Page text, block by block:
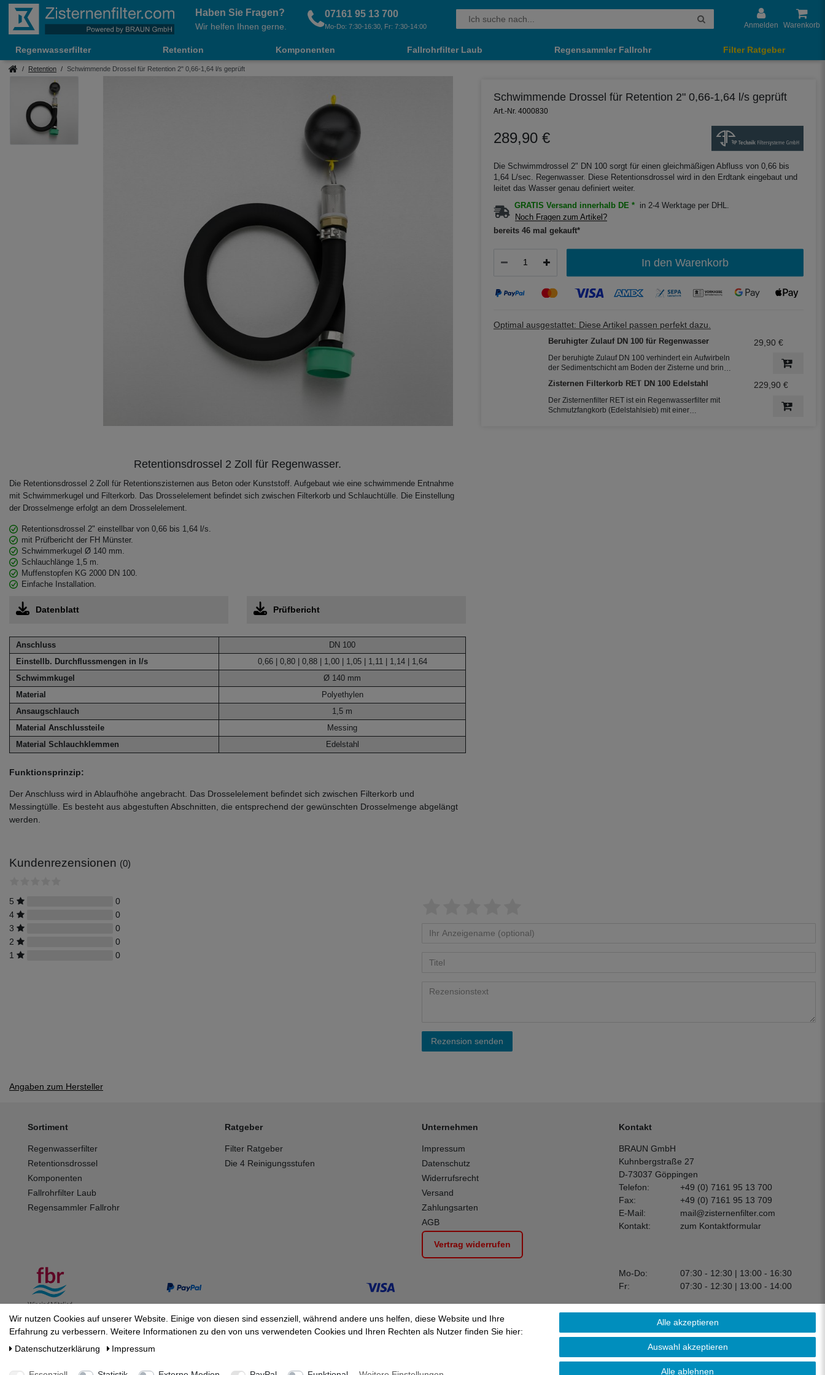
Haben Sie Fragen?
Wir helfen Ihnen gerne.
07161 95 13 700
Mo-Do: 7:30-16:30, Fr: 7:30-14:00 Anmelden Warenkorb
Regenwasserfilter Retention Komponenten Fallrohrfilter Laub Regensammler Fallrohr Filter Ratgeber
Retention Schwimmende Drossel für Retention 2" 0,66-1,64 l/s geprüft
Schwimmende Drossel für Retention 2" 0,66-1,64 l/s geprüft
Art.-Nr. 4000830
289,90 €
Die Schwimmdrossel 2" DN 100 sorgt für einen gleichmäßigen Abfluss von 0,66 bis
1,64 L/sec. Regenwasser. Diese Retentionsdrossel wird in den Erdtank eingebaut und
leitet das Wasser genau definiert weiter.
GRATIS Versand innerhalb DE *
in 2-4 Werktage per DHL.
Noch Fragen zum Artikel?
bereits 46 mal gekauft*
In den Warenkorb
Optimal ausgestattet: Diese Artikel passen perfekt dazu.
Beruhigter Zulauf DN 100 für Regenwasser
Der beruhigte Zulauf DN 100 verhindert ein Aufwirbeln
der Sedimentschicht am Boden der Zisterne und bringt
So bleibt das Regenwasser frisch. Der beruhigte Zulauf
ist die 2. Reinigungsstufe in der Zisterne.
29,90 €
Zisternen Filterkorb RET DN 100 Edelstahl
Der Zisternenfilter RET ist ein Regenwasserfilter mit
Schmutzfangkorb (Edelstahlsieb) mit einer
229,90 €
Retentionsdrossel 2 Zoll für Regenwasser.
Die Retentionsdrossel 2 Zoll für Retentionszisternen aus Beton oder Kunststoff. Aufgebaut wie eine schwimmende Entnahme
mit Schwimmerkugel und Filterkorb. Das Drosselelement befindet sich zwischen Filterkorb und Schlauchtülle. Die Einstellung
der Drosselmenge erfolgt an dem Drosselelement.
Retentionsdrossel 2" einstellbar von 0,66 bis 1,64 l/s.
mit Prüfbericht der FH Münster.
Schwimmerkugel Ø 140 mm.
Schlauchlänge 1,5 m.
Muffenstopfen KG 2000 DN 100.
Einfache Installation.
Datenblatt Prüfbericht
Anschluss
DN 100
Einstellb. Durchflussmengen in l/s
0,66 | 0,80 | 0,88 | 1,00 | 1,05 | 1,11 | 1,14 | 1,64
Schwimmkugel
Ø 140 mm
Material
Polyethylen
Ansaugschlauch
1,5 m
Material Anschlussteile
Messing
Material Schlauchklemmen
Edelstahl
Funktionsprinzip:
Der Anschluss wird in Ablaufhöhe angebracht. Das Drosselelement befindet sich zwischen Filterkorb und
Messingtülle. Es besteht aus abgestuften Abschnitten, die entsprechend der gewünschten Drosselmenge abgelängt
werden.
Kundenrezensionen (0)
5
0
4
0
3
0
2
0
1
0
Rezension senden
Angaben zum Hersteller
Sortiment
Regenwasserfilter
Retentionsdrossel
Komponenten
Fallrohrfilter Laub
Regensammler Fallrohr
Ratgeber
Filter Ratgeber
Die 4 Reinigungsstufen
Unternehmen
Impressum
Datenschutz
Widerrufsrecht
Versand
Zahlungsarten
AGB
Vertrag widerrufen
Kontakt
BRAUN GmbH
Kuhnbergstraße 27
D-73037 Göppingen
Telefon:
+49 (0) 7161 95 13 700
Fax:
+49 (0) 7161 95 13 709
E-Mail:
mail@zisternenfilter.com
Kontakt:
zum Kontaktformular
Mo-Do:
07:30 - 12:30 | 13:00 - 16:30
Fr:
07:30 - 12:30 | 13:00 - 14:00
Wir nutzen Cookies auf unserer Website. Einige von diesen sind essenziell, während andere uns helfen, diese Website und Ihre
Erfahrung zu verbessern. Weitere Informationen zu den von uns verwendeten Cookies und Ihren Rechten als Nutzer finden Sie hier:
Daten­schutz­erklärung
Impressum
Alle akzeptieren
Auswahl akzeptieren
Alle ablehnen